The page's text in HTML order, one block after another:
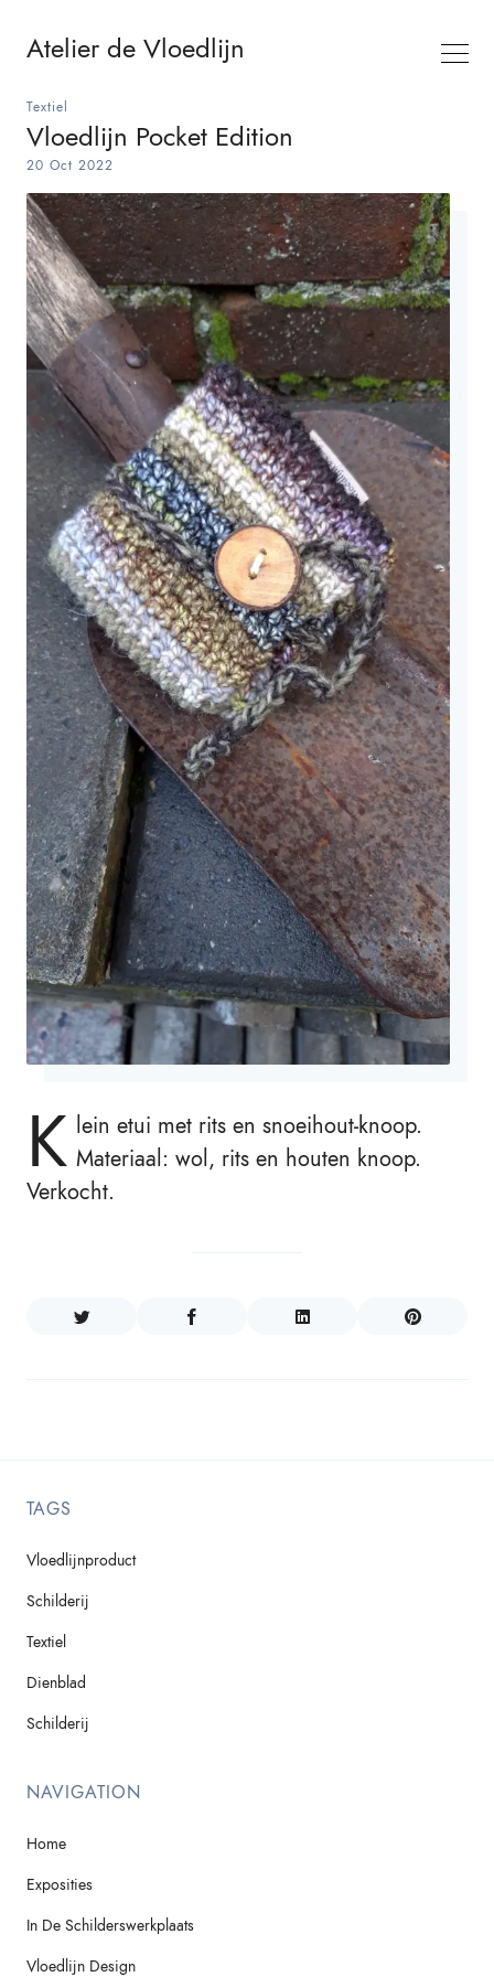
Atelier de Vloedlijn
Textiel
Vloedlijn Pocket Edition
20 Oct 2022
K lein etui met rits en snoeihout-knoop.
Materiaal: wol, rits en houten knoop.
Verkocht.
TAGS
Vloedlijnproduct
Schilderij
Textiel
Dienblad
Schilderij
NAVIGATION
Home
Exposities
In De Schilderswerkplaats
Vloedlijn Design